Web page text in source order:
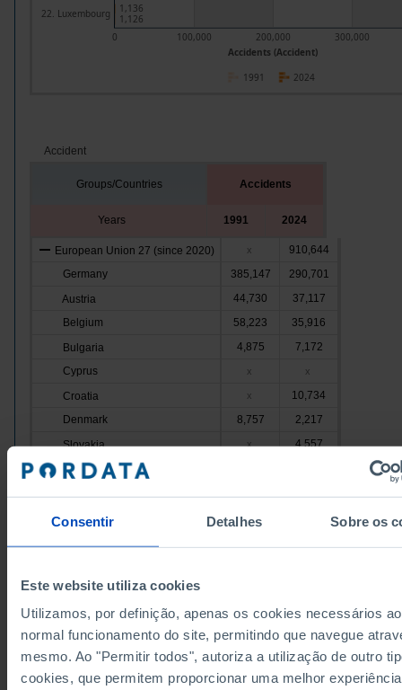
Consentir Detalhes Sobre os
Este website utiliza cookies
Utilizamos, por definição, apenas os cookies necessários ao
normal funcionamento do site, permitindo que navegue
mesmo. Ao "Permitir todos", autoriza a utilização de outro
cookies, que permitem proporcionar uma melhor
Accidents (Accident)
0 100,000 200,000 300,000
22. Luxembourg 1,136
1,126
2024
1991
Accident
Groups/Countries Accidents
Years 1991 2024
European Union 27 (since 2020) x
910,644
Germany
385,147
290,701
Austria
44,730
37,117
Belgium
58,223
35,916
Bulgaria
4,875
7,172
Cyprus
x x
Croatia x
10,734
Denmark
8,757
2,217
Slovakia
x
4,557
Slovenia
Estonia
1,965
Greece
Hungary
24,589
14,687
Ireland
6,493
5,553
Italy
170,702
173,364
Latvia
4,271
3,385